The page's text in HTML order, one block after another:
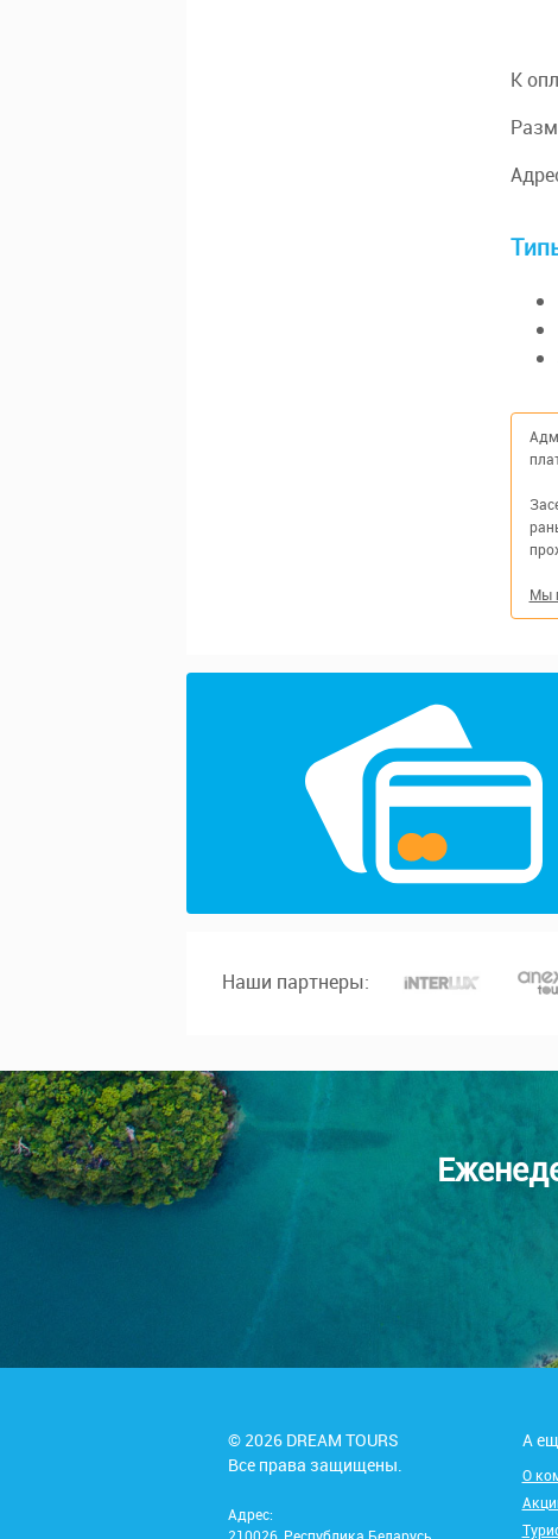
К
Мы
Наши партнеры:
© 2026 DREAM TOURS
Все права защищены.
Адрес:
А
О